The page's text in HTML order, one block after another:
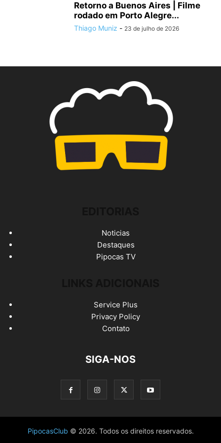
Retorno a Buenos Aires | Filme
rodado em Porto Alegre...
Thiago Muniz - 23 de julho de 2026
Noticias
Destaques
Pipocas TV
Service Plus
Privacy Policy
Contato
SIGA-NOS
PipocasClub © 2026. Todos os direitos reservados.